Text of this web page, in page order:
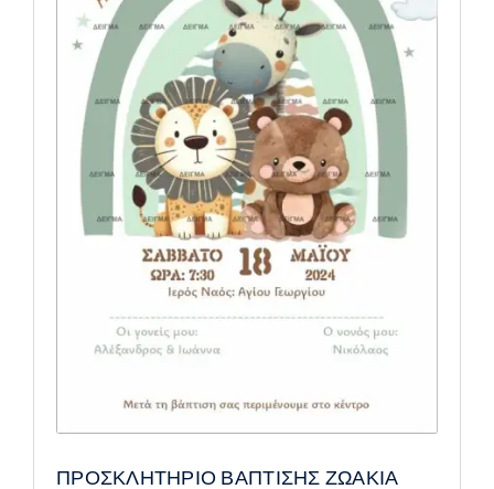
ΠΡΟΣΚΛΗΤΗΡΙΟ ΒΑΠΤΙΣΗΣ ΖΩΑΚΙΑ